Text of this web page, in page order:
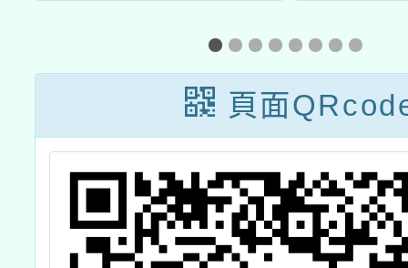
實施計畫-主軸
三：科學專題探
究：大手牽小
手，發展資源共
好 基礎探索課
程」
民族
演說
說
頁面